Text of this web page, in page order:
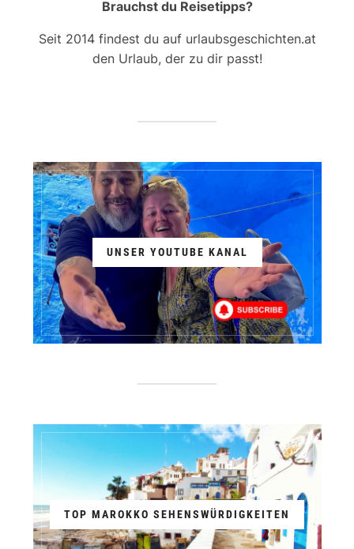
Brauchst du Reisetipps?
Seit 2014 findest du auf urlaubsgeschichten.at
den Urlaub, der zu dir passt!
UNSER YOUTUBE KANAL
TOP MAROKKO SEHENSWÜRDIGKEITEN